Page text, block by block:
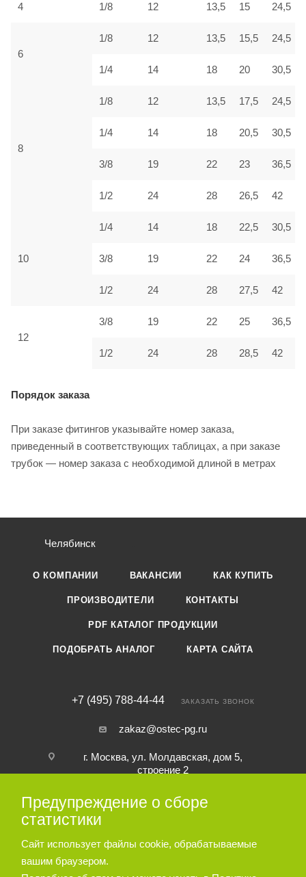
4 1/8 12 13,5 15 24,5
6
1/8 12 13,5 15,5 24,5
1/4 14 18 20 30,5
8
1/8 12 13,5 17,5 24,5
1/4 14 18 20,5 30,5
3/8 19 22 23 36,5
1/2 24 28 26,5 42
10
1/4 14 18 22,5 30,5
3/8 19 22 24 36,5
1/2 24 28 27,5 42
12
3/8 19 22 25 36,5
1/2 24 28 28,5 42
Порядок заказа
При заказе фитингов указывайте номер заказа,
приведенный в соответствующих таблицах, а при заказе
трубок — номер заказа с необходимой длиной в метрах
Челябинск
О КОМПАНИИ ВАКАНСИИ КАК КУПИТЬ
ПРОИЗВОДИТЕЛИ КОНТАКТЫ
PDF КАТАЛОГ ПРОДУКЦИИ
ПОДОБРАТЬ АНАЛОГ КАРТА САЙТА
+7 (495) 788-44-44 ЗАКАЗАТЬ ЗВОНОК
zakaz@ostec-pg.ru
г. Москва, ул. Молдавская, дом 5,
строение 2
ПОДПИСАТЬСЯ НА РАССЫЛКУ
ПОЛИТИКА КОНФИДЕНЦИАЛЬНОСТИ
Предупреждение о сборе
статистики
Сайт использует файлы cookie, обрабатываемые
вашим браузером.